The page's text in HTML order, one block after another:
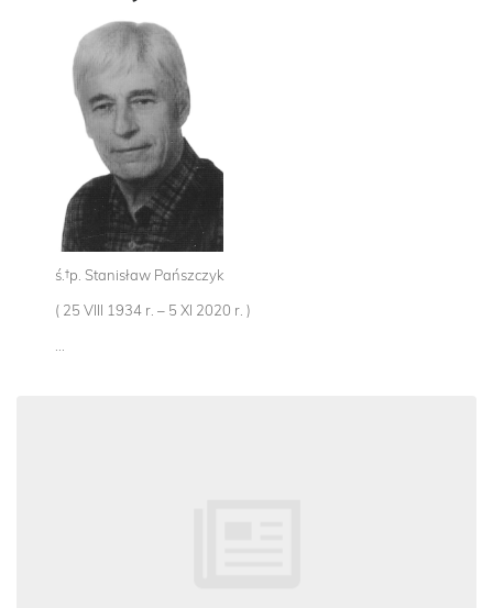
ś.†p. Stanisław Pańszczyk
( 25 VIII 1934 r. – 5 XI 2020 r. )
...